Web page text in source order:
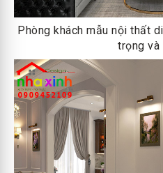
Phòng khách mẫu nội thất
trọng và